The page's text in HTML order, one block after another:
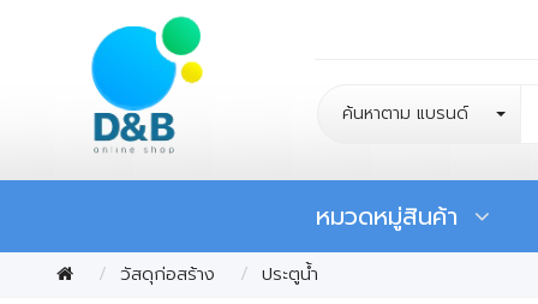
ค้นหาตาม แบรนด์
หมวดหมู่สินค้า
วัสดุก่อสร้าง ประตูน้ำ